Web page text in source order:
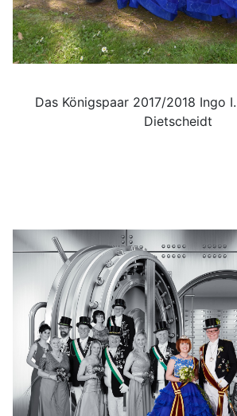
Das Königspaar 2017/2018 Ingo
Dietscheidt